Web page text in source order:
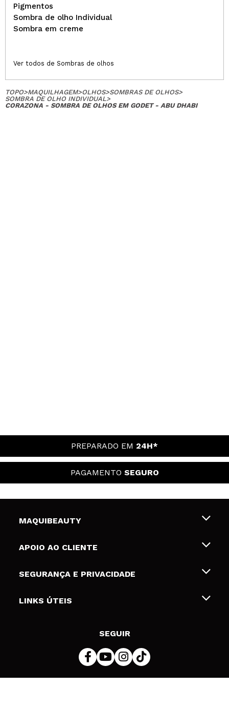
Pigmentos
Sombra de olho Individual
Sombra em creme
Ver todos de Sombras de olhos
TOPO>MAQUILHAGEM>OLHOS>SOMBRAS DE OLHOS>
SOMBRA DE OLHO INDIVIDUAL>
CORAZONA - SOMBRA DE OLHOS EM GODET - ABU DHABI
PREPARADO EM 24H*
PAGAMENTO SEGURO
MAQUIBEAUTY
Sobre nós
Gift Cards
APOIO AO CLIENTE
Envios e Devoluções
Formas de pagamento
SEGURANÇA E PRIVACIDADE
Termos e Privacidade
LINKS ÚTEIS
SEGUIR